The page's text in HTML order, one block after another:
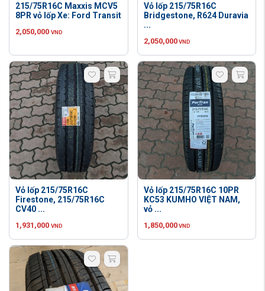
215/75R16C Maxxis MCV5
8PR vỏ lốp Xe: Ford Transit
2,050,000 VND
Vỏ lốp 215/75R16C
Bridgestone, R624 Duravia
...
2,050,000 VND
Vỏ lốp 215/75R16C
Firestone, 215/75R16C
CV40 ...
1,931,000 VND
Vỏ lốp 215/75R16C 10PR
KC53 KUMHO VIỆT NAM,
vỏ ...
1,850,000 VND